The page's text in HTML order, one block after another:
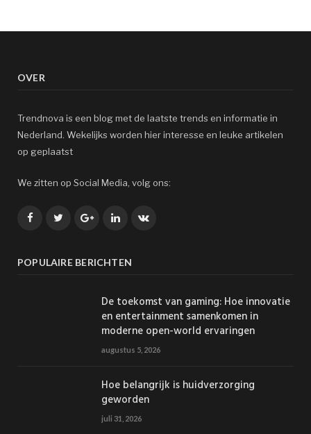
OVER
Trendnova is een blog met de laatste trends en informatie in
Nederland. Wekelijks worden hier interesse en leuke artikelen
op geplaatst
We zitten op Social Media, volg ons:
FacebookTwitterGoogle+LinkedInVK
POPULAIRE BERICHTEN
De toekomst van gaming: Hoe innovatie
en entertainment samenkomen in
moderne open-world ervaringen
augustus 5, 2026
Hoe belangrijk is huidverzorging
geworden
juli 31, 2026